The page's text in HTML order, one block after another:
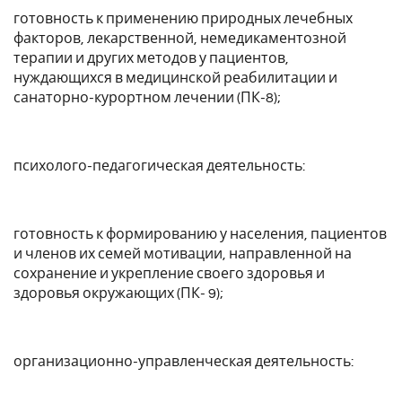
готовность к применению природных лечебных
факторов, лекарственной, немедикаментозной
терапии и других методов у пациентов,
нуждающихся в медицинской реабилитации и
санаторно-курортном лечении (ПК-8);
психолого-педагогическая деятельность:
готовность к формированию у населения, пациентов
и членов их семей мотивации, направленной на
сохранение и укрепление своего здоровья и
здоровья окружающих (ПК- 9);
организационно-управленческая деятельность: